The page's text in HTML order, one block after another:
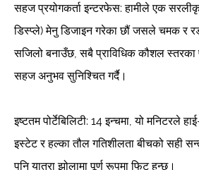
सहज प्रयोगकर्ता इन्टरफेस: हामीले एक
डिस्प्ले) मेनु डिजाइन गरेका छौं जसले चमक र
सजिलो बनाउँछ, सबै प्राविधिक कौशल स्तरका
सहज अनुभव सुनिश्चित गर्दै।
इष्टतम पोर्टेबिलिटी: 14 इन्चमा, यो मनिटरले
इस्टेट र हल्का तौल गतिशीलता बीचको सही
पनि यात्रा झोलामा पूर्ण रूपमा फिट हुन्छ।